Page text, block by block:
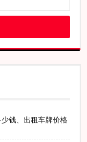
钱、出租车牌价格